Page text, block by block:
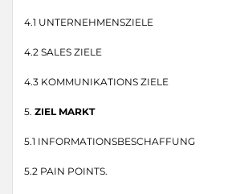
4.1 UNTERNEHMENSZIELE
4.2 SALES ZIELE
4.3 KOMMUNIKATIONS ZIELE
5. ZIEL MARKT
5.1 INFORMATIONSBESCHAFFUNG
5.2 PAIN POINTS.